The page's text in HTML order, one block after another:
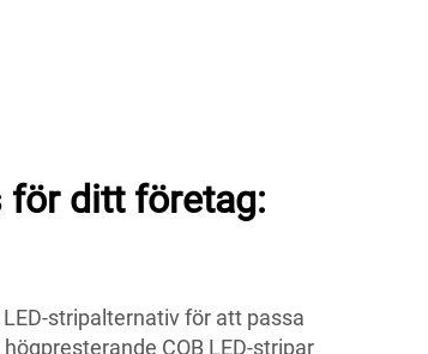
för ditt företag:
stripalternativ för att passa
COB LED-stripar